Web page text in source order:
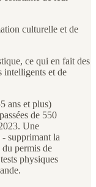
culturelle et de
ce qui en fait des
intelligents et de
ans et plus)
de 550
Une
supprimant la
du permis de
physiques